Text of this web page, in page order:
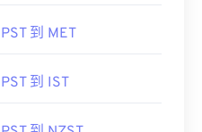
PST 到 MET
PST 到 IST